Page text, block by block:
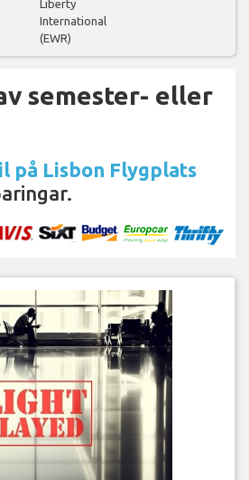
Liberty
International
(EWR)
semester- eller
på Lisbon Flygplats